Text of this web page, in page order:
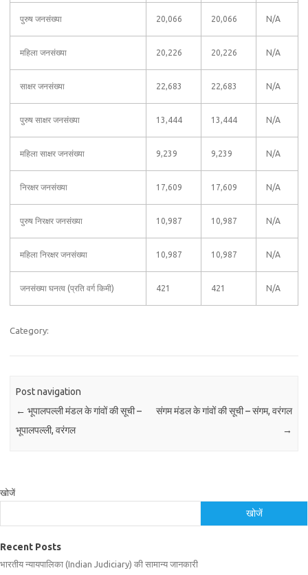
पुरुष जनसंख्या 20,066 20,066 N/A
महिला जनसंख्या 20,226 20,226 N/A
साक्षर जनसंख्या 22,683 22,683 N/A
पुरुष साक्षर जनसंख्या 13,444 13,444 N/A
महिला साक्षर जनसंख्या 9,239 9,239 N/A
निरक्षर जनसंख्या 17,609 17,609 N/A
पुरुष निरक्षर जनसंख्या 10,987 10,987 N/A
महिला निरक्षर जनसंख्या 10,987 10,987 N/A
जनसंख्या घनत्व (प्रति वर्ग किमी) 421 421 N/A
Category:
Post navigation
← भूपालपल्ली मंडल के गांवों की सूची –
भूपालपल्ली, वरंगल
संगम मंडल के गांवों की सूची – संगम, वरंगल
→
खोजें
खोजें
Recent Posts
भारतीय न्यायपालिका (Indian Judiciary) की सामान्य जानकारी